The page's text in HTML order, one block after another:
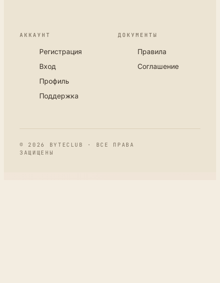
АККАУНТ
Регистрация
Вход
Профиль
Поддержка
ДОКУМЕНТЫ
Правила
Соглашение
© 2026 BYTECLUB · ВСЕ ПРАВА
ЗАЩИЩЕНЫ